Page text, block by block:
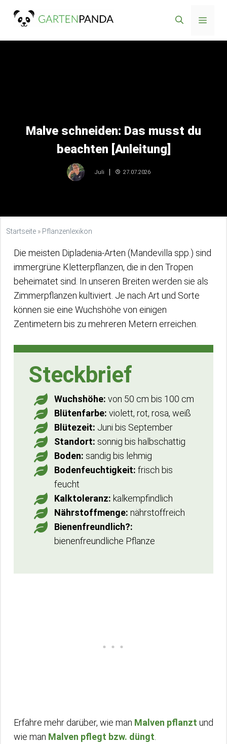
Inhalt
Menü
Malve schneiden: Das musst du
beachten [Anleitung]
Juli 27.07.2026
Startseite » Pflanzenlexikon
Die meisten Dipladenia-Arten (Mandevilla spp.) sind
immergrüne Kletterpflanzen, die in den Tropen
beheimatet sind. In unseren Breiten werden sie als
Zimmerpflanzen kultiviert. Je nach Art und Sorte
können sie eine Wuchshöhe von einigen
Zentimetern bis zu mehreren Metern erreichen.
Steckbrief
Wuchshöhe: von 50 cm bis 100 cm
Blütenfarbe: violett, rot, rosa, weiß
Blütezeit: Juni bis September
Standort: sonnig bis halbschattig
Boden: sandig bis lehmig
Bodenfeuchtigkeit: frisch bis
feucht
Kalktoleranz: kalkempfindlich
Nährstoffmenge: nährstoffreich
Bienenfreundlich?:
bienenfreundliche Pflanze
Erfahre mehr darüber, wie man Malven pflanzt und
wie man Malven pflegt bzw. düngt